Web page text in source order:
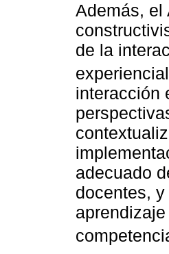
Además, el
de la
interacción
adecuado
docentes,